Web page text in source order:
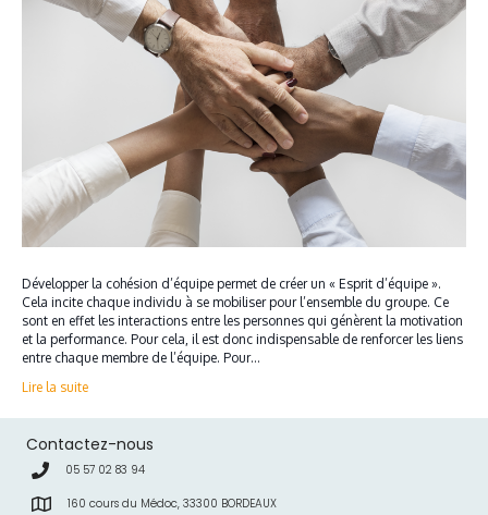
Développer la cohésion d’équipe permet de créer un « Esprit d’équipe ».
Cela incite chaque individu à se mobiliser pour l’ensemble du groupe. Ce
sont en effet les interactions entre les personnes qui génèrent la motivation
et la performance. Pour cela, il est donc indispensable de renforcer les liens
entre chaque membre de l’équipe. Pour…
Lire la suite
Contactez-nous
05 57 02 83 94
160 cours du Médoc, 33300 BORDEAUX